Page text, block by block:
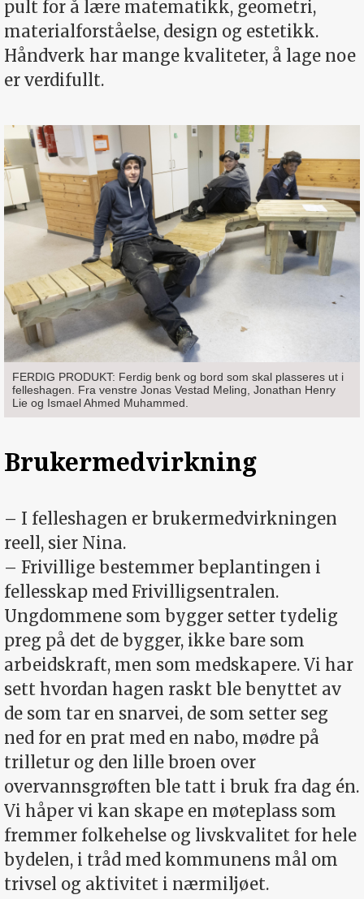
pult for å lære matematikk, geometri,
materialforståelse, design og estetikk.
Håndverk har mange kvaliteter, å lage noe
er verdifullt.
FERDIG PRODUKT: Ferdig benk og bord som skal plasseres ut i
felleshagen. Fra venstre Jonas Vestad Meling, Jonathan Henry
Lie og Ismael Ahmed Muhammed.
Brukermedvirkning
– I felleshagen er brukermedvirkningen
reell, sier Nina.
– Frivillige bestemmer beplantingen i
fellesskap med Frivillig­sentralen.
Ungdommene som bygger setter tydelig
preg på det de bygger, ikke bare som
arbeidskraft, men som medskapere. Vi har
sett hvordan hagen raskt ble benyttet av
de som tar en snarvei, de som setter seg
ned for en prat med en nabo, mødre på
trilletur og den lille broen over
overvannsgrøften ble tatt i bruk fra dag én.
Vi håper vi kan skape en møteplass som
fremmer folkehelse og livskvalitet for hele
bydelen, i tråd med kommunens mål om
trivsel og aktivitet i nærmiljøet.